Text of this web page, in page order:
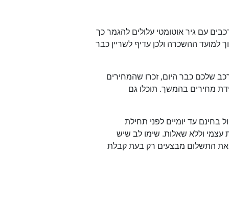
עלול להגמר אם אתם מחפשים רכב גדול עם 7 או 9 מקומות. גם רכבים עם גיר אוטומטי עלולים להגמר כך
ההשכרה ולכן עדיף לשריין כבר
שלכם כבר היום, זכרו שהמחירים
מחירים בהמשך. תוכלו גם
עד יומיים לפני תחילת
וללא שאלות. שימו לב שיש
ואת התשלום מבצעים רק בעת קבלת